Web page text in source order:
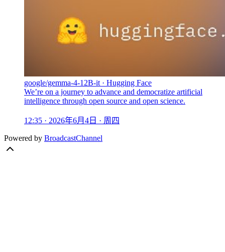
google/gemma-4-12B-it · Hugging Face
We’re on a journey to advance and democratize artificial
intelligence through open source and open science.
12:35 · 2026年6月4日 · 周四
Powered by BroadcastChannel